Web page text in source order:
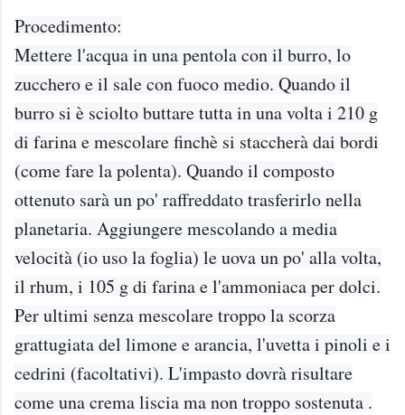
Procedimento:
Mettere l'acqua in una pentola con il burro, lo
zucchero e il sale con fuoco medio. Quando il
burro si è sciolto buttare tutta in una volta i 210 g
di farina e mescolare finchè si staccherà dai bordi
(come fare la polenta). Quando il composto
ottenuto sarà un po' raffreddato trasferirlo nella
planetaria. Aggiungere mescolando a media
velocità (io uso la foglia) le uova un po' alla volta,
il rhum, i 105 g di farina e l'ammoniaca per dolci.
Per ultimi senza mescolare troppo la scorza
grattugiata del limone e arancia, l'uvetta i pinoli e i
cedrini (facoltativi). L'impasto dovrà risultare
come una crema liscia ma non troppo sostenuta .